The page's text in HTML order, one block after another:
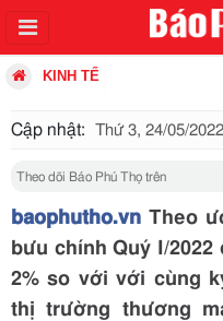
KINH TẾ
Cập nhật: Thứ 3, 24/05/
Theo dõi Báo Phú Thọ trên
baophutho.vn Theo
bưu chính Quý I/2022
2% so với với cùng
thị trường thương